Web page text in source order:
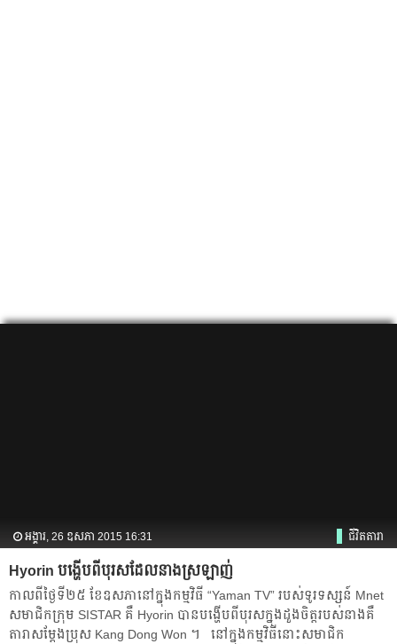
អង្គារ, 26 ឧសភា 2015 16:31 ជីវិតតារា
Hyorin​​ ​បង្ហើប​​ពី​បុរស​​ដែល​នាង​ស្រឡាញ់
កាល​ពី​ថ្ងៃ​ទី​២៥ ​ខែ​ឧសភា​នៅ​ក្នុង​កម្មវិធី​​ “Yaman TV” ​របស់​ទូរទស្សន៍​ Mnet ​​
សមាជិក​ក្រុម ​SISTAR​ គឺ​ Hyorin ​​បាន​បង្ហើប​ពី​បុរស​ក្នុង​ដួង​ចិត្ត​របស់​នាង​គឺ​
តារា​សម្ដែង​ប្រុស​ Kang Dong Won ។ នៅ​ក្នុង​កម្មវិធី​នោះ​​​​សមាជិក​​​​​